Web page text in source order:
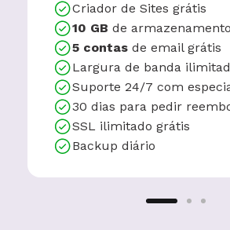
Criador de Sites grátis
10 GB de armazenamento
5 contas de email grátis
Largura de banda
Suporte 24/7 com
30 dias para pedir
SSL ilimitado grátis
Backup diário